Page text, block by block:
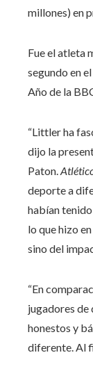
millones) en
Fue el atleta
segundo en
Año de la
“Littler ha
dijo la
Paton.
deporte a
habían
lo que hizo
sino del
“En
jugadores de
honestos y
diferente. Al